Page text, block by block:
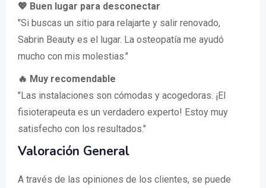
💖 Buen lugar para desconectar
"Si buscas un sitio para relajarte y salir renovado,
Sabrin Beauty es el lugar. La osteopatía me ayudó
mucho con mis molestias."
🔥 Muy recomendable
"Las instalaciones son cómodas y acogedoras. ¡El
fisioterapeuta es un verdadero experto! Estoy muy
satisfecho con los resultados."
Valoración General
A través de las opiniones de los clientes, se puede